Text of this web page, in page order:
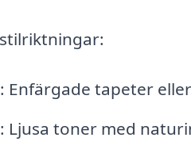
Enfärgade tapeter
Ljusa toner med